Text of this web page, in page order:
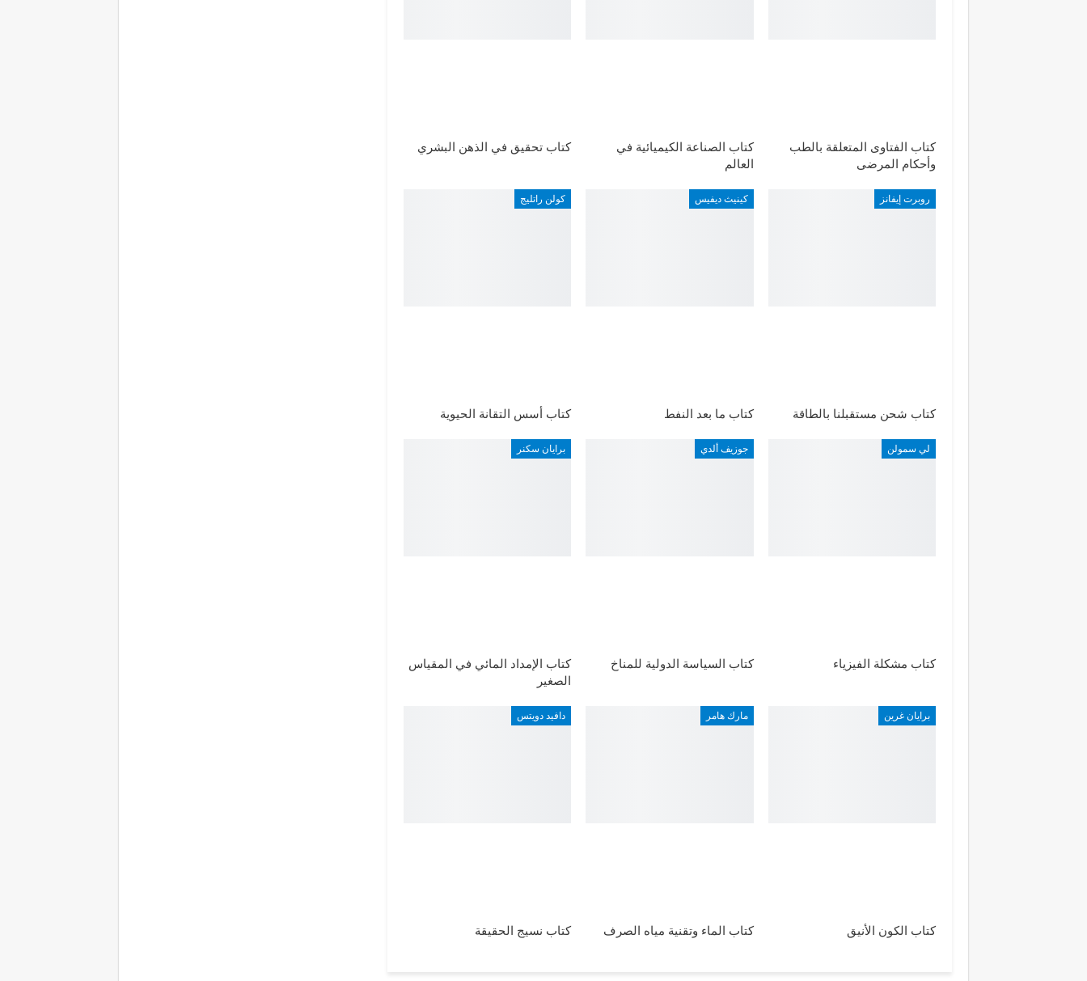
كتاب الفتاوى المتعلقة بالطب
وأحكام المرضى
كتاب الصناعة الكيميائية في
العالم
كتاب تحقيق في الذهن البشري
روبرت إيفانز
كتاب شحن مستقبلنا بالطاقة
كينيث ديفيس
كتاب ما بعد النفط
كولن راتليج
كتاب أسس التقانة الحيوية
لي سمولن
كتاب مشكلة الفيزياء
جوزيف ألدي
كتاب السياسة الدولية للمناخ
برايان سكنر
كتاب الإمداد المائي في المقياس
الصغير
برايان غرين
كتاب الكون الأنيق
مارك هامر
كتاب الماء وتقنية مياه الصرف
دافيد دويتس
كتاب نسيج الحقيقة